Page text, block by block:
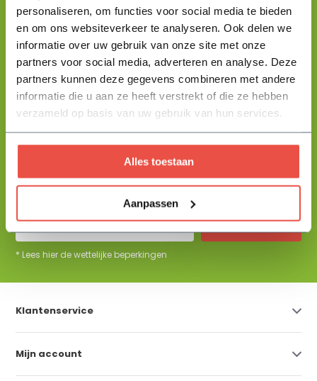
personaliseren, om functies voor social media te bieden
en om ons websiteverkeer te analyseren. Ook delen we
informatie over uw gebruik van onze site met onze
partners voor social media, adverteren en analyse. Deze
partners kunnen deze gegevens combineren met andere
informatie die u aan ze heeft verstrekt of die ze hebben
verzameld op basis van uw gebruik van hun services.
Alles toestaan
Aanpassen
Stuur mij een berichtje en ik help je jouw product uit te zoeken
en vertel je alles wat je moet weten.
Help mij kiezen
+31 344 23 44 64
info@flowbo.nl
De beste tuininspiraties per mail
ontvangen?
* Lees hier de wettelijke beperkingen
Klantenservice
Mijn account